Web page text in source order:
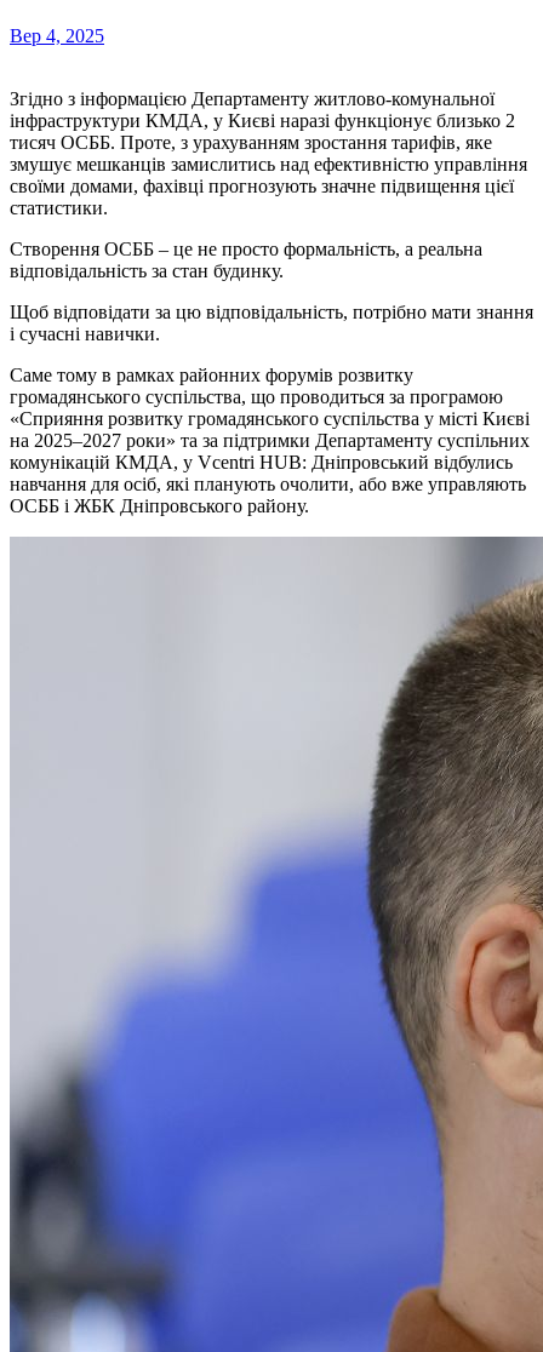
Вер 4, 2025
Згідно з інформацією Департаменту житлово-комунальної
інфраструктури КМДА, у Києві наразі функціонує близько 2
тисяч ОСББ. Проте, з урахуванням зростання тарифів, яке
змушує мешканців замислитись над ефективністю управління
своїми домами, фахівці прогнозують значне підвищення цієї
статистики.
Створення ОСББ – це не просто формальність, а реальна
відповідальність за стан будинку.
Щоб відповідати за цю відповідальність, потрібно мати знання
і сучасні навички.
Саме тому в рамках районних форумів розвитку
громадянського суспільства, що проводиться за програмою
«Сприяння розвитку громадянського суспільства у місті Києві
на 2025–2027 роки» та за підтримки Департаменту суспільних
комунікацій КМДА, у Vcentri HUB: Дніпровський відбулись
навчання для осіб, які планують очолити, або вже управляють
ОСББ і ЖБК Дніпровського району.